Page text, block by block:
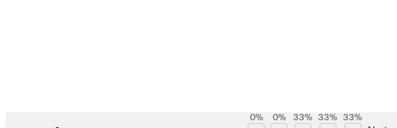
0% 0% 33% 33% 33%